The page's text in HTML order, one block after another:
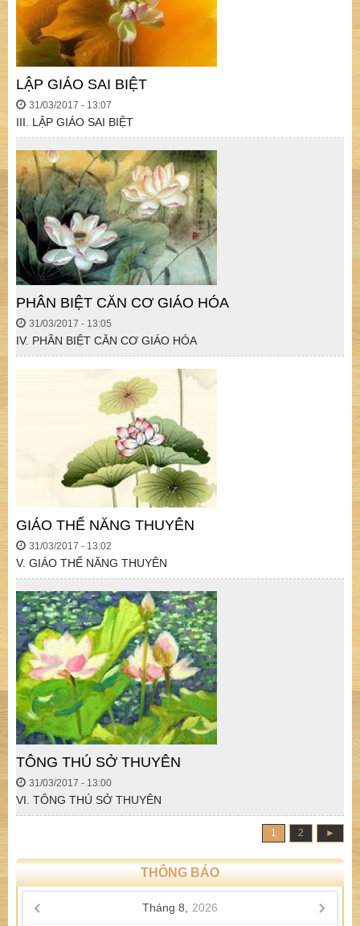
LẬP GIÁO SAI BIỆT
31/03/2017 - 13:07
III. LẬP GIÁO SAI BIỆT
PHÂN BIỆT CĂN CƠ GIÁO HÓA
31/03/2017 - 13:05
IV. PHÂN BIỆT CĂN CƠ GIÁO HÓA
GIÁO THỂ NĂNG THUYÊN
31/03/2017 - 13:02
V. GIÁO THỂ NĂNG THUYÊN
TÔNG THÚ SỞ THUYÊN
31/03/2017 - 13:00
VI. TÔNG THÚ SỞ THUYÊN
1 2 ►
THÔNG BÁO
Tháng 8, 2026